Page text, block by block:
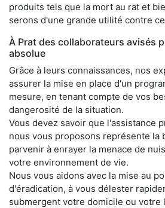
produits tels que la mort au rat et
serons d'une grande utilité contre
À Prat des collaborateurs avisés
absolue
Grâce à leurs connaissances, nos
assurer la mise en place d'un
mesure, en tenant compte de vos
dangerosité de la situation.
Vous devez savoir que l'assistance
nous vous proposons représente la
parvenir à enrayer la menace de
votre environnement de vie.
Nous vous aidons avec la mise au
d'éradication, à vous délester
submergent votre domicile ou votre